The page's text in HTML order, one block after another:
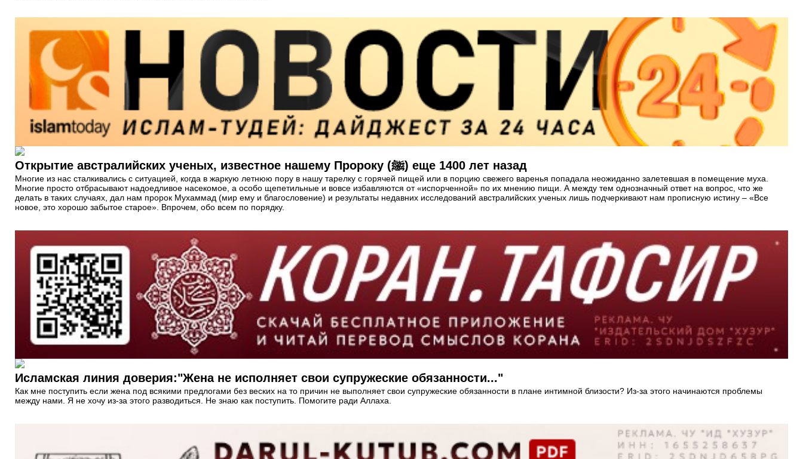
Открытие австралийских ученых, известное нашему Пророку (ﷺ) еще 1400 лет назад
Многие из нас сталкивались с ситуацией, когда в жаркую летнюю пору в нашу тарелку с горячей пищей или в порцию свежего варенья попадала неожиданно залетевшая в помещение муха.
Многие просто отбрасывают надоедливое насекомое, а особо щепетильные и вовсе избавляются от «испорченной» по их мнению пищи. А между тем однозначный ответ на вопрос, что же
делать в таких случаях, дал нам пророк Мухаммад (мир ему и благословение) и результаты недавних исследований австралийских ученых лишь подчеркивают нам прописную истину – «Все
новое, это хорошо забытое старое». Впрочем, обо всем по порядку.
Исламская линия доверия:"Жена не исполняет свои супружеские обязанности..."
Как мне поступить если жена под всякими предлогами без веских на то причин не выполняет свои супружеские обязанности в плане интимной близости? Из-за этого начинаются проблемы
между нами. Я не хочу из-за этого разводиться. Не знаю как поступить. Помогите ради Аллаха.